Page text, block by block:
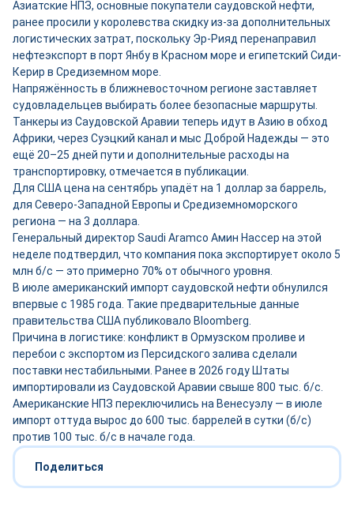
Азиатские НПЗ, основные покупатели саудовской нефти,
ранее просили у королевства скидку из-за дополнительных
логистических затрат, поскольку Эр-Рияд перенаправил
нефтеэкспорт в порт Янбу в Красном море и египетский Сиди-
Керир в Средиземном море.
Напряжённость в ближневосточном регионе заставляет
судовладельцев выбирать более безопасные маршруты.
Танкеры из Саудовской Аравии теперь идут в Азию в обход
Африки, через Суэцкий канал и мыс Доброй Надежды — это
ещё 20–25 дней пути и дополнительные расходы на
транспортировку, отмечается в публикации.
Для США цена на сентябрь упадёт на 1 доллар за баррель,
для Северо-Западной Европы и Средиземноморского
региона — на 3 доллара.
Генеральный директор Saudi Aramco Амин Нассер на этой
неделе подтвердил, что компания пока экспортирует около 5
млн б/с — это примерно 70% от обычного уровня.
В июле американский импорт саудовской нефти обнулился
впервые с 1985 года. Такие предварительные данные
правительства США публиковало Bloomberg.
Причина в логистике: конфликт в Ормузском проливе и
перебои с экспортом из Персидского залива сделали
поставки нестабильными. Ранее в 2026 году Штаты
импортировали из Саудовской Аравии свыше 800 тыс. б/с.
Американские НПЗ переключились на Венесуэлу — в июле
импорт оттуда вырос до 600 тыс. баррелей в сутки (б/с)
против 100 тыс. б/с в начале года.
Поделиться